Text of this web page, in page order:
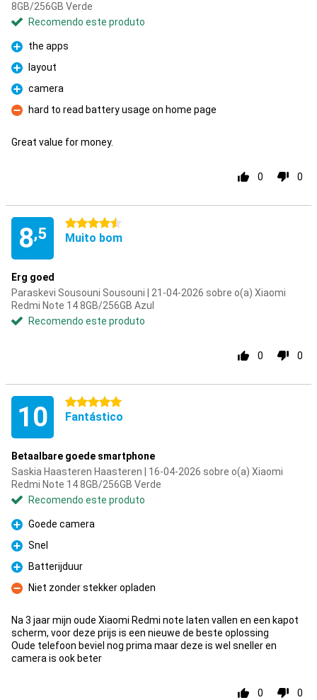
8GB/256GB Verde
Recomendo este produto
Prós
the apps
Prós
layout
Prós
camera
Contras
hard to read battery usage on home page
Great value for money.
0 0
8,5
4.5 estrelas
Muito bom
Erg goed
Paraskevi Sousouni Sousouni | 21-04-2026 sobre o(a) Xiaomi
Redmi Note 14 8GB/256GB Azul
Recomendo este produto
0 0
10 5 estrelas
Fantástico
Betaalbare goede smartphone
Saskia Haasteren Haasteren | 16-04-2026 sobre o(a) Xiaomi
Redmi Note 14 8GB/256GB Verde
Recomendo este produto
Prós
Goede camera
Prós
Snel
Prós
Batterijduur
Contras
Niet zonder stekker opladen
Na 3 jaar mijn oude Xiaomi Redmi note laten vallen en een kapot
scherm, voor deze prijs is een nieuwe de beste oplossing
Oude telefoon beviel nog prima maar deze is wel sneller en
camera is ook beter
0 0